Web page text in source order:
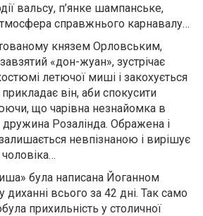
вальсу, п’янке шампанське,
справжнього карнавалу…
князем Орловським,
«дон-жуан», зустрічає
летючої миші i закохується
прикладає вiн, аби спокусити
що чарівна незнайомка в
дружина Розалiнда. Ображена і
невпізнаною і вирішує
була написана Йоганном
всього за 42 дні. Так само
прихильність у столичної